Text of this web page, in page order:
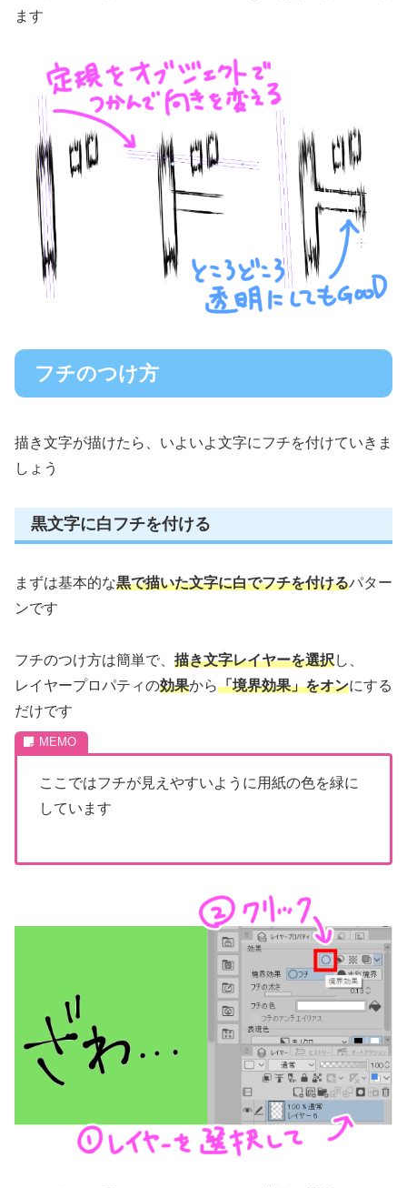
ます
フチのつけ方
描き文字が描けたら、いよいよ文字にフチを付けていきま
しょう
黒文字に白フチを付ける
まずは基本的な黒で描いた文字に白でフチを付けるパター
ンです
フチのつけ方は簡単で、 描き文字レイヤーを選択し、
レイヤープロパティの効果から「境界効果」をオンにする
だけです
ここではフチが見えやすいように用紙の色を緑に
しています